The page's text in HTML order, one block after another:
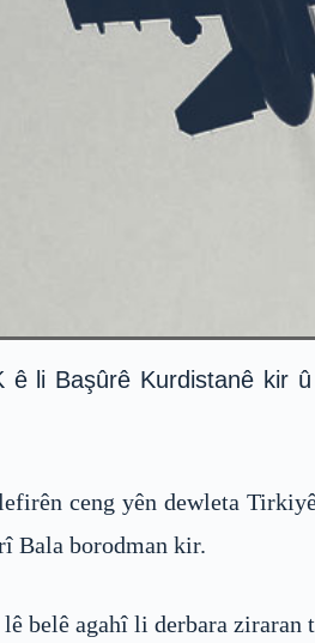
li Başûrê Kurdistanê kir
ceng yên dewleta
Bala borodman kir.
belê agahî li derbara ziraran